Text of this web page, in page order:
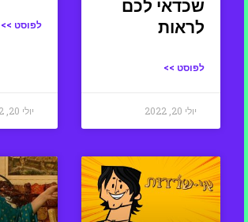
שכדאי לכם
לראות
לפוסט >>
יולי 20, 2022
לפוסט >>
יולי 20, 2022